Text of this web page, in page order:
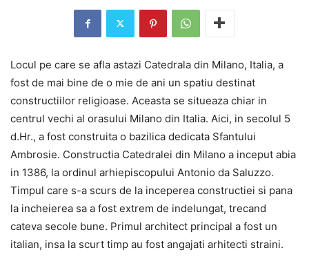
Locul pe care se afla astazi Catedrala din Milano, Italia, a
fost de mai bine de o mie de ani un spatiu destinat
constructiilor religioase. Aceasta se situeaza chiar in
centrul vechi al orasului Milano din Italia. Aici, in secolul 5
d.Hr., a fost construita o bazilica dedicata Sfantului
Ambrosie. Constructia Catedralei din Milano a inceput abia
in 1386, la ordinul arhiepiscopului Antonio da Saluzzo.
Timpul care s-a scurs de la inceperea constructiei si pana
la incheierea sa a fost extrem de indelungat, trecand
cateva secole bune. Primul architect principal a fost un
italian, insa la scurt timp au fost angajati arhitecti straini.